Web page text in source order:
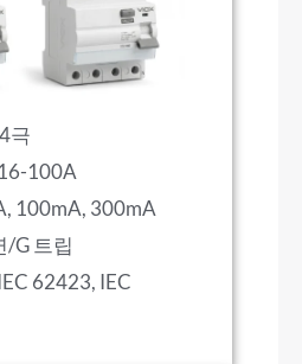
극
100A
100mA, 300mA
/G 트립
62423, IEC